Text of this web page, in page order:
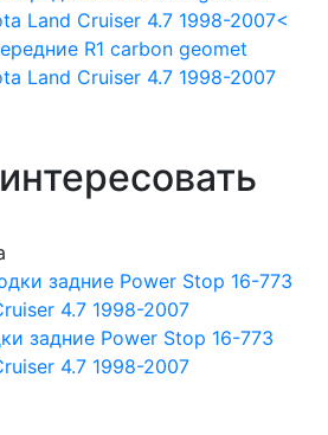
R1 carbon geomet
Land Cruiser 4.7 1998-2007
задние Power Stop 16-773
4.7 1998-2007